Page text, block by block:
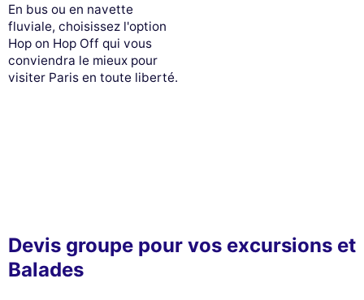
En bus ou en navette
fluviale, choisissez l'option
Hop on Hop Off qui vous
conviendra le mieux pour
visiter Paris en toute liberté.
Devis groupe pour vos excursions et
Balades